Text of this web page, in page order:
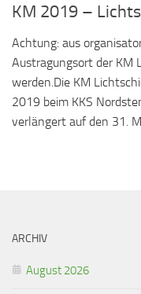
KM 2019 –
Achtung: aus
Austragungsort der KM
werden.Die KM
2019 beim KKS
verlängert auf den 31.
ARCHIV
August 2026